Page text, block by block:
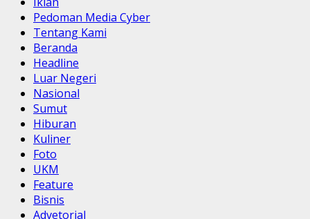
Pedoman Media Cyber
Tentang Kami
Beranda
Headline
Luar Negeri
Nasional
Sumut
Hiburan
Kuliner
Foto
UKM
Feature
Bisnis
Advetorial